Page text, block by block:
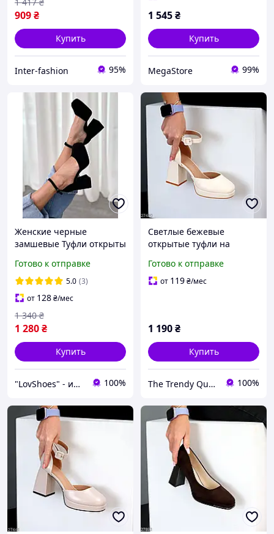
909₴
Купить
Inter-fashion 95%
1 545₴
Купить
MegaStore 99%
Женские черные
замшевые Туфли открыты
см с ремешком на
щиколотке, экозамша
Готово к отправке
5.0 (3)
от 128₴/мес
1 280₴
1 340 ₴
Купить
"LovShoes" - интернет-магазин женской обуви 100%
Светлые бежевые
открытые туфли на
каблуке
Готово к отправке
от 119₴/мес
1 190₴
Купить
The Trendy Queen - інтернет-магазин 100%